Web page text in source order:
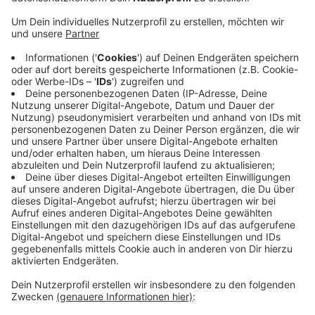
Jugendgefängnis - für versuchten Mord in zwei
Fällen, zusammen mit gefährlicher
Körperverletzung. Er hatte nach einem Streit mit
zwei Gruppen im Bus das Messer rausgeholt und
um sich gestochen. Seine zwei Opfer sind
deutsch-türkische Staatsangehörige, 19 und 20
Jahre alt. Ein junger Mann bekommt das Messer in
den Bauch und ins Gesicht, die Staatsanwaltschaft
nennt die Wunden lebensgefährlich. Der andere
junge Mann wird mit mehreren Schnittwunden am
Kopf schwer verletzt.
Veröffentlicht:Dienstag, 09.06.2026 05:59
Anzeige